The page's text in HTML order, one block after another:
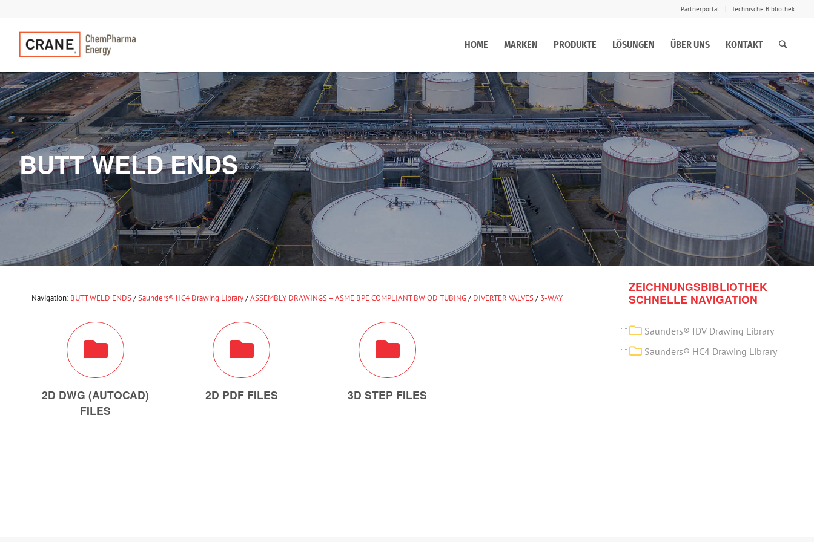
Partnerportal Technische Bibliothek
HOME MARKEN PRODUKTE LÖSUNGEN ÜBER UNS KONTAKT
BUTT WELD ENDS
Navigation: BUTT WELD ENDS/Saunders® HC4 Drawing Library/ASSEMBLY DRAWINGS – ASME BPE COMPLIANT BW OD TUBING/ DIVERTER VALVES/ 3-WAY
2D DWG (AUTOCAD)
FILES
2D PDF FILES 3D STEP FILES
ZEICHNUNGSBIBLIOTHEK
SCHNELLE NAVIGATION
Saunders® IDV Drawing Library
Saunders® HC4 Drawing Library